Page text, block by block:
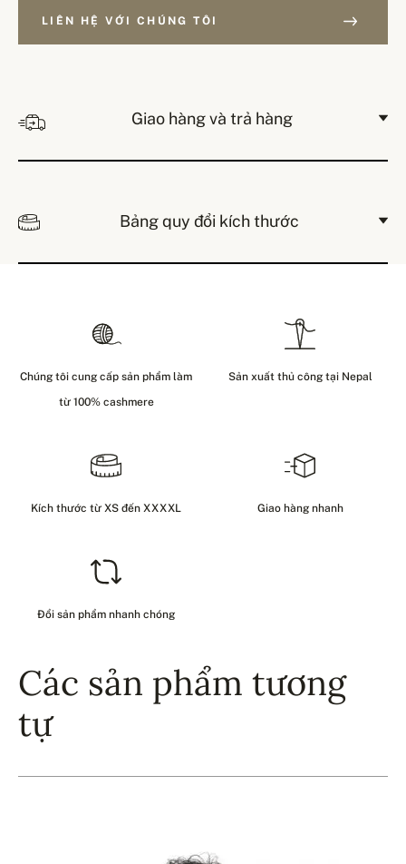
LIÊN HỆ VỚI CHÚNG TÔI
Giao hàng và trả hàng
Bảng quy đổi kích thước
Chúng tôi cung cấp sản phẩm làm
từ 100% cashmere
Sản xuất thủ công tại Nepal
Kích thước từ XS đến XXXXL Giao hàng nhanh
Đổi sản phẩm nhanh chóng
Các sản phẩm tương
tự